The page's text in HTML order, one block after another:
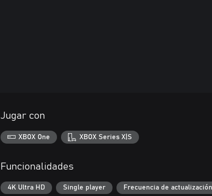
Jugar con
XBOX One XBOX Series X|S
Funcionalidades
4K Ultra HD Single player Frecuencia de